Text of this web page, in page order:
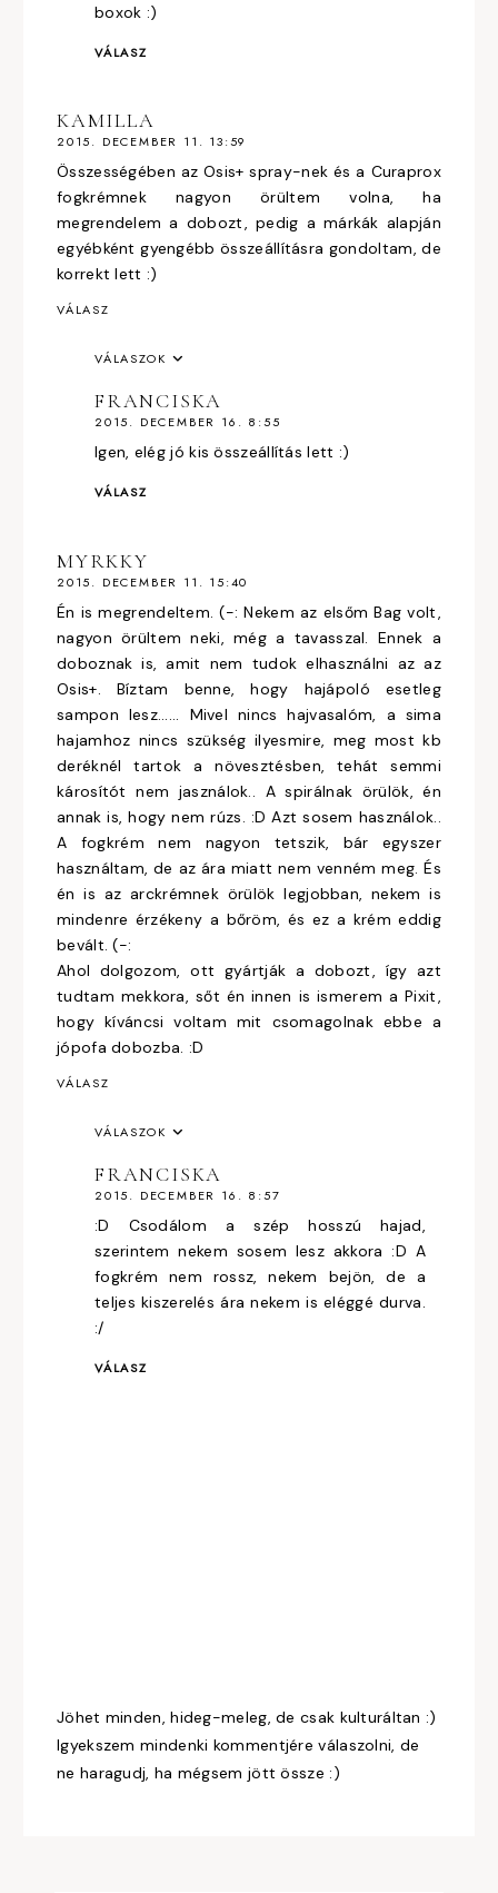
boxok :)
VÁLASZ
KAMILLA
2015. DECEMBER 11. 13:59
Összességében az Osis+ spray-nek és a Curaprox
fogkrémnek nagyon örültem volna, ha
megrendelem a dobozt, pedig a márkák alapján
egyébként gyengébb összeállításra gondoltam, de
korrekt lett :)
VÁLASZ
VÁLASZOK
FRANCISKA
2015. DECEMBER 16. 8:55
Igen, elég jó kis összeállítás lett :)
VÁLASZ
MYRKKY
2015. DECEMBER 11. 15:40
Én is megrendeltem. (-: Nekem az elsőm Bag volt,
nagyon örültem neki, még a tavasszal. Ennek a
doboznak is, amit nem tudok elhasználni az az
Osis+. Bíztam benne, hogy hajápoló esetleg
sampon lesz...... Mivel nincs hajvasalóm, a sima
hajamhoz nincs szükség ilyesmire, meg most kb
deréknél tartok a növesztésben, tehát semmi
károsítót nem jasználok.. A spirálnak örülök, én
annak is, hogy nem rúzs. :D Azt sosem használok..
A fogkrém nem nagyon tetszik, bár egyszer
használtam, de az ára miatt nem venném meg. És
én is az arckrémnek örülök legjobban, nekem is
mindenre érzékeny a bőröm, és ez a krém eddig
bevált. (-:
Ahol dolgozom, ott gyártják a dobozt, így azt
tudtam mekkora, sőt én innen is ismerem a Pixit,
hogy kíváncsi voltam mit csomagolnak ebbe a
jópofa dobozba. :D
VÁLASZ
VÁLASZOK
FRANCISKA
2015. DECEMBER 16. 8:57
:D Csodálom a szép hosszú hajad,
szerintem nekem sosem lesz akkora :D A
fogkrém nem rossz, nekem bejön, de a
teljes kiszerelés ára nekem is eléggé durva.
:/
VÁLASZ
Jöhet minden, hideg-meleg, de csak kulturáltan :)
Igyekszem mindenki kommentjére válaszolni, de
ne haragudj, ha mégsem jött össze :)